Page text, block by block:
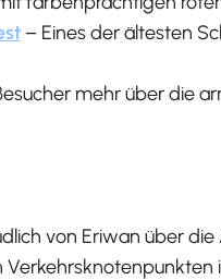
– Eines der ältesten
mehr über die
von Eriwan über